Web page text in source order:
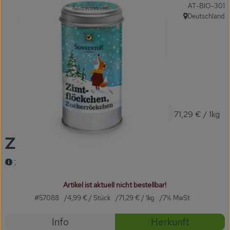
KARUSSELLE
Gutes aus Höhenberg
Obst & Gemüse
Süßes & Snacks
Zimtflöckchen
70 g, Sonnentor
4,99 € 71,29 € / 1kg
,AT-BIO-301
, Herkunft:
Deutschland
Artikel ist aktuell nicht bestellbar!
#57088 4,99 € / Stück 71,29 € / 1kg 7% MwSt
Rezepte
Info Herkunft